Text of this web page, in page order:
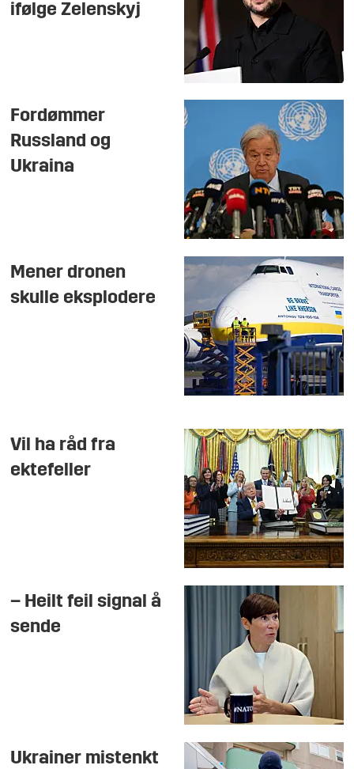
ifølge Zelenskyj
Fordømmer
Russland og
Ukraina
Mener dronen
skulle eksplodere
Vil ha råd fra
ektefeller
– Heilt feil signal å
sende
Ukrainer mistenkt